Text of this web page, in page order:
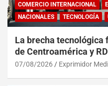
COMERCIO INTERNACIONAL
NACIONALES
TECNOLOGÍA
La brecha tecnológica
de Centroamérica y RD
07/08/2026 Exprimidor